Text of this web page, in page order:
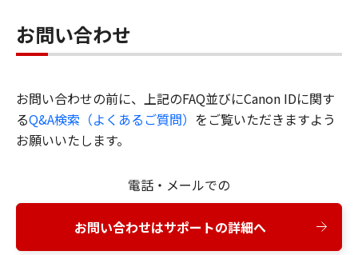
お問い合わせ
お問い合わせの前に、上記のFAQ並びにCanon IDに関す
るQ&A検索（よくあるご質問） をご覧いただきますよう
お願いいたします。
電話・メールでの
お問い合わせはサポートの詳細へ